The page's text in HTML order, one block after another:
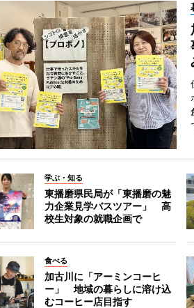
学ぶ・知る
東播磨県民局が「東播磨の魅
力企業見学バスツアー」 高
校生対象の就職企画で
食べる
加古川に「アーミンコーヒ
ー」 地域の暮らしに溶け込
むコーヒー店目指す